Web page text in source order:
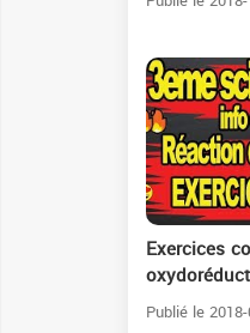
Exercices
Publié le